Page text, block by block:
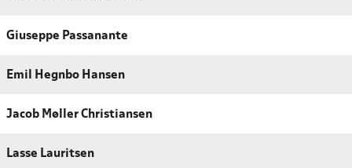
Giuseppe Passanante
Emil Hegnbo Hansen
Jacob Møller Christiansen
Lasse Lauritsen